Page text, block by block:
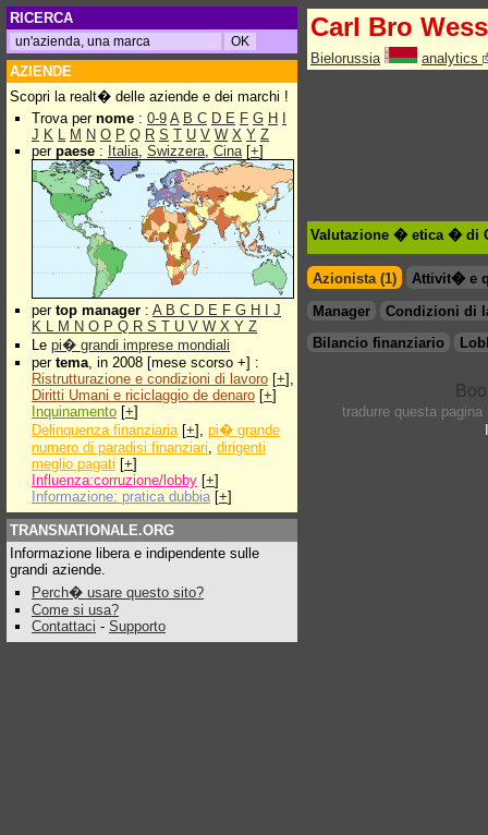
RICERCA
AZIENDE
Scopri la realt� delle aziende e dei marchi !
Trova per nome : 0-9 A B C D E F G H
J K L M N O P Q R S T U V W X Y Z
per paese : Italia, Swizzera, Cina[+]
per top manager : A B C D E F G H
J
K L M N O P Q R S T U V W X Y Z
Le pi� grandi imprese mondiali
per tema, in 2008 [mese scorso +] :
Ristrutturazione e condizioni di lavoro [+],
Diritti Umani e riciclaggio de denaro [+]
Inquinamento [+]
Delinquenza finanziaria[+], pi� grande
numero di paradisi finanziari, dirigenti
meglio pagati [+]
Influenza:corruzione/lobby [+]
Informazione: pratica dubbia [+]
TRANSNATIONALE.ORG
Informazione libera e indipendente sulle
grandi aziende.
Perch� usare questo sito?
Come si usa?
Contattaci - Supporto
Carl Bro
Bielorussia analytics
Valutazione � etica � di
Azionista (1)
Attivit� e
Manager
Condizioni di
Bilancio finanziario
tradurre questa